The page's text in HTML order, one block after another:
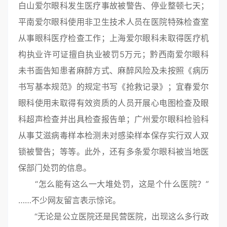
白山爱尔眼科发生医疗事故被警告、停业整顿七天；
平南爱尔眼科使用非卫生技术人员在医院特殊检查室
从事眼科医疗检查工作；上海爱尔眼科未取得医疗机
构执业许可证擅自执业被罚5万元；黔西南爱尔眼科
未书面告知患者麻醉方式、麻醉风险及未按照《病历
书写基本规范》的规定书写《抢救记录》；宜春爱尔
眼科使用未取得有效资质的人员开展心电图检查及眼
科超声检查并出具检查报告单；广州爱尔眼科检验科
从事艾滋病毒样本检测未对感染样本保存实行双人双
锁被警告；等等。此外，还有多条爱尔眼科被当地医
保部门处罚的信息。
“怎么能有这么一大堆处罚，这是个什么医院？”
……不少网友留言表示惊诧。
“无论是公立医院还是民营医院，出现这么多行政